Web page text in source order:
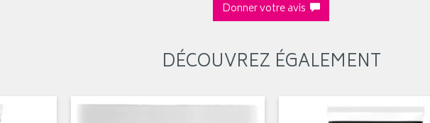
Donner votre avis
DÉCOUVREZ ÉGALEMENT